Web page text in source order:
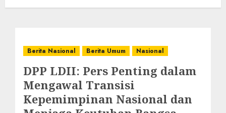
Berita Nasional Berita Umum Nasional
DPP LDII: Pers Penting dalam
Mengawal Transisi
Kepemimpinan Nasional dan